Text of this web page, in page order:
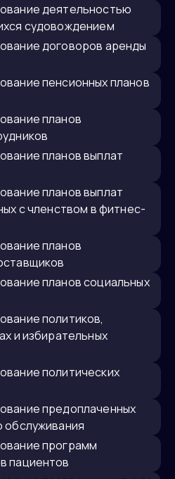
судовождением
с членством в фитнес-
и избирательных
обслуживания
пациентов